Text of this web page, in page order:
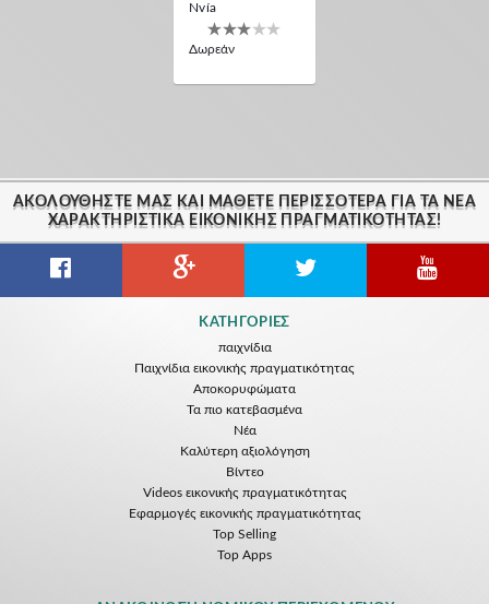
Nvía
Δωρεάν
ΑΚΟΛΟΥΘΉΣΤΕ ΜΑΣ ΚΑΙ ΜΆΘΕΤΕ ΠΕΡΙΣΣΌΤΕΡΑ ΓΙΑ ΤΑ ΝΈΑ
ΧΑΡΑΚΤΗΡΙΣΤΙΚΆ ΕΙΚΟΝΙΚΗΣ ΠΡΑΓΜΑΤΙΚΟΤΗΤΑΣ!
ΚΑΤΗΓΟΡΊΕΣ
παιχνίδια
Παιχνίδια εικονικής πραγματικότητας
Αποκορυφώματα
Τα πιο κατεβασμένα
Νέα
Kαλύτερη αξιολόγηση
Βίντεο
Videos εικονικής πραγματικότητας
Εφαρμογές εικονικής πραγματικότητας
Top Selling
Top Apps